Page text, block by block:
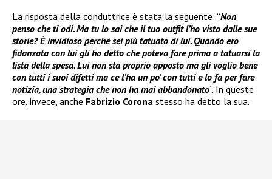
La risposta della conduttrice è stata la seguente: “Non
penso che ti odi. Ma tu lo sai che il tuo outfit l’ho visto dalle sue
storie? È invidioso perché sei più tatuato di lui. Quando ero
fidanzata con lui gli ho detto che poteva fare prima a tatuarsi la
lista della spesa. Lui non sta proprio apposto ma gli voglio bene
con tutti i suoi difetti ma ce l’ha un po’ con tutti e lo fa per fare
notizia, una strategia che non ha mai abbandonato“. In queste
ore, invece, anche Fabrizio Corona stesso ha detto la sua.